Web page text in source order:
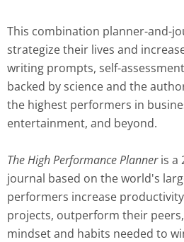
This combination planner-and-
strategize their lives and
writing prompts, self-
backed by science and the
the highest performers in
entertainment, and beyond.
The High Performance Planneris a
journal based on the world's
performers increase
projects, outperform their
mindset and habits needed to